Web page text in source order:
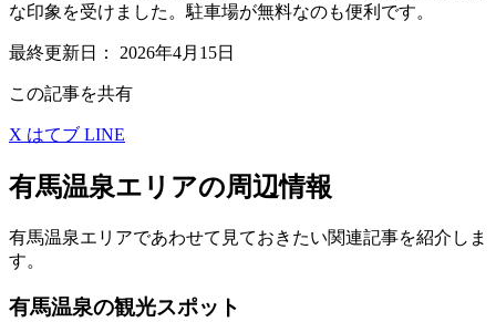
な印象を受けました。駐車場が無料なのも便利です。
最終更新日： 2026年4月15日
この記事を共有
X はてブ LINE
有馬温泉エリアの周辺情報
有馬温泉エリアであわせて見ておきたい関連記事を紹介しま
す。
有馬温泉の観光スポット